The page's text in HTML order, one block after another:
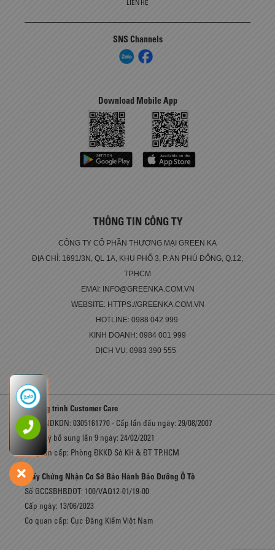
LIÊN HỆ
SNS Channels
Download Mobile App
THÔNG TIN CÔNG TY
CÔNG TY CỔ PHẦN THƯƠNG MẠI GREEN KA
ĐỊA CHỈ: 1691/3N, QL 1A, KHU PHỐ 3, P. AN PHÚ ĐÔNG, Q.12,
TP.HCM
EMAI: INFO@GREENKA.COM.VN
WEBSITE: HTTPS://GREENKA.COM.VN
HOTLINE: 0988 042 999
KINH DOANH: 0984 001 999
DỊCH VỤ: 0983 390 555
chương trình Customer Care
Số GCNDKDN: 0305161770 - Cấp lần đầu ngày: 29/08/2007
Đăng ký bổ sung lần 9 ngày: 24/02/2021
Cơ quan cấp: Phòng ĐKKD Sở KH & ĐT TP.HCM
Giấy Chứng Nhận Cơ Sở Bảo Hành Bảo Dưỡng Ô Tô
Số GCCSBHBDOT: 100/VAQ12-01/19-00
Cấp ngày: 13/06/2023
Cơ quan cấp: Cục Đăng Kiểm Việt Nam